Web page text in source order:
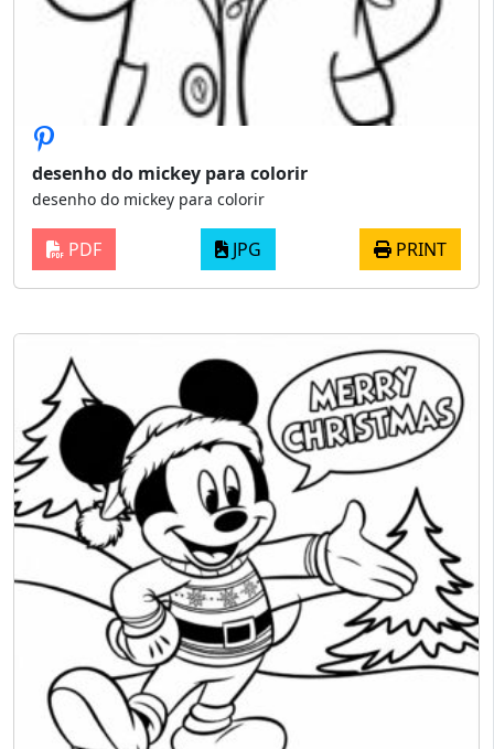
desenho do mickey para colorir
desenho do mickey para colorir
PDF JPG PRINT